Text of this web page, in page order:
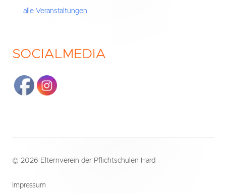
alle Veranstaltungen
SOCIALMEDIA
Inhalt
© 2026 Elternverein der Pflichtschulen Hard
Impressum